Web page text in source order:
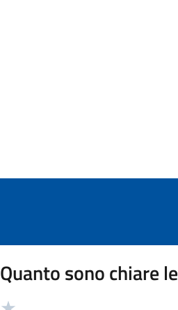
Quanto sono chiare
Valutazione